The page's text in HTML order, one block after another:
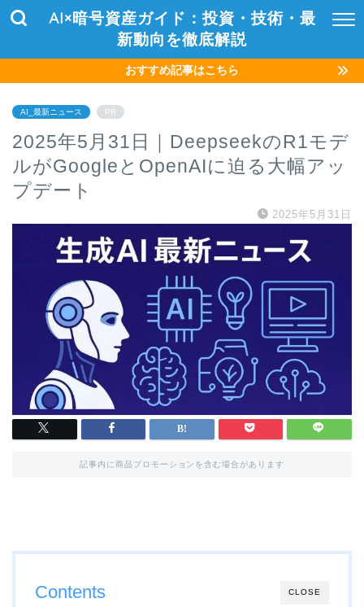
AI×暗号資産ガイド：投資・技術・最
新動向を徹底解説
おすすめ記事はこちら
AI_最新ニュース PR
2025年5月31日｜DeepseekのR1モデ
ルがGoogleとOpenAIに迫る大幅アッ
プデート
2025年5月31日
記事内に商品プロモーションを含む場合があります
CLOSE
Contents